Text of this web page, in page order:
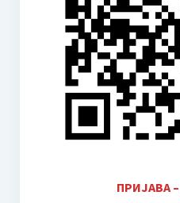
ОНЛАЈН НАСТАВА I
ОНЛАЈН НАСТАВA II
ОНЛАЈН НАСТАВА III
ОНЛАЈН АЛАТИ ЗА НАСТАВУ
ЕЛЕКТРОНСКА УЧИОНИЦА –
ПРИЈАВА